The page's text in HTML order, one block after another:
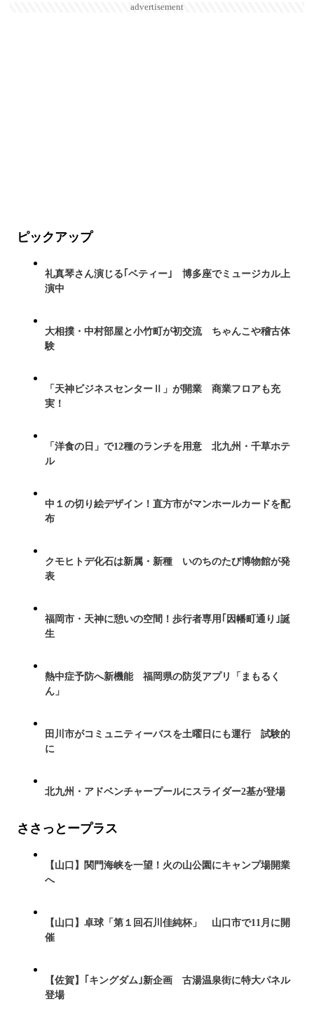
advertisement
ピックアップ
礼真琴さん演じる｢ベティー｣ 博多座でミュージカル上
演中
大相撲・中村部屋と小竹町が初交流 ちゃんこや稽古体
験
「天神ビジネスセンターⅡ」が開業 商業フロアも充
実！
「洋食の日」で12種のランチを用意 北九州・千草ホテ
ル
中１の切り絵デザイン！直方市がマンホールカードを配
布
クモヒトデ化石は新属・新種 いのちのたび博物館が発
表
福岡市・天神に憩いの空間！歩行者専用｢因幡町通り｣誕
生
熱中症予防へ新機能 福岡県の防災アプリ「まもるく
ん」
田川市がコミュニティーバスを土曜日にも運行 試験的
に
北九州・アドベンチャープールにスライダー2基が登場
ささっとープラス
【山口】関門海峡を一望！火の山公園にキャンプ場開業
へ
【山口】卓球「第１回石川佳純杯」 山口市で11月に開
催
【佐賀】｢キングダム｣新企画 古湯温泉街に特大パネル
登場